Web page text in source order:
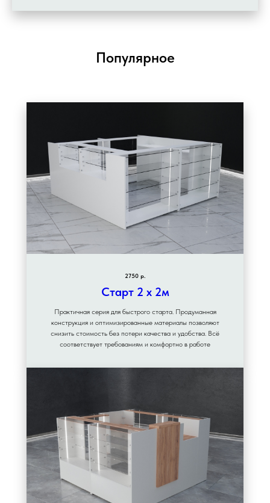
Популярное
2750 р.
Старт 2 х 2м
Практичная серия для быстрого старта. Продуманная
конструкция и оптимизированные материалы позволяют
снизить стоимость без потери качества и удобства. Всё
соответствует требованиям и комфортно в работе